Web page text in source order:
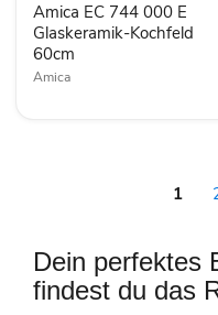
Kochfeld
60cm
Amica EC 744 000 E
Glaskeramik-Kochfeld
60cm
Amica
1
Dein perfektes
findest du das